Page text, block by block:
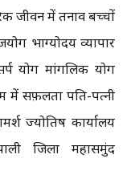
जीवन में तनाव बच्चों
भाग्योदय व्यापार
योग मांगलिक योग
में सफ़लता पति-पत्नी
ज्योतिष कार्यालय
जिला महासमुंद